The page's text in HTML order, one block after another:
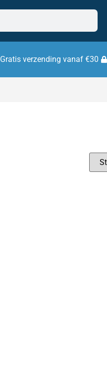
Gratis verzending vanaf €30